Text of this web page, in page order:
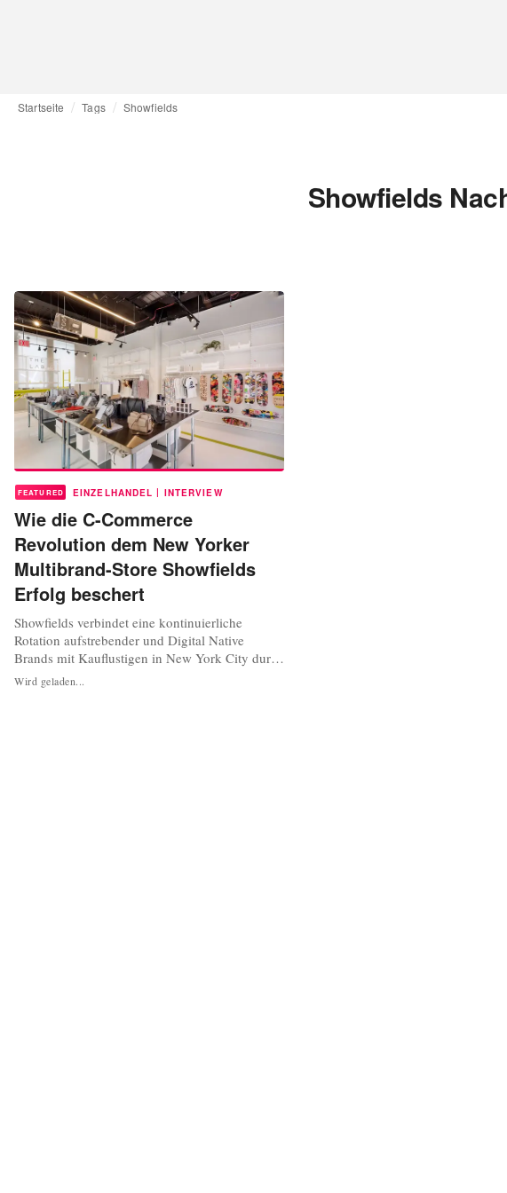
Startseite Tags Showfields
Showfields
FEATURED EINZELHANDEL | INTERVIEW
Wie die C-Commerce
Revolution dem New Yorker
Multibrand-Store Showfields
Erfolg beschert
Showfields verbindet eine kontinuierliche
Rotation aufstrebender und Digital Native
Brands mit Kauflustigen in New York City durch
ein eindrucksvolles Einzelhandelserlebnis. Der
innovative Multibrand-Händler, der 2018
Wird geladen...